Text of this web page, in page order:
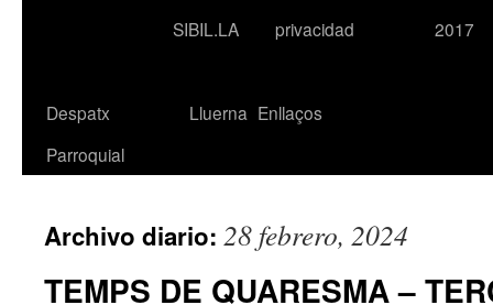
SIBIL.LA
privacidad
2017
Despatx
Parroquial
Lluerna Enllaços
Archivo diario: 28 febrero, 2024
TEMPS DE QUARESMA –